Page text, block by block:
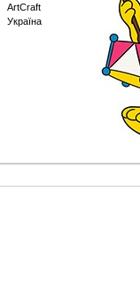
ArtCraft
Україна